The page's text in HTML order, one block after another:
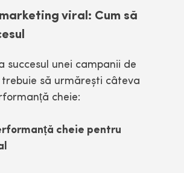
viral: Cum să
succesul unei campanii de
să urmărești câteva
cheie:
cheie pentru